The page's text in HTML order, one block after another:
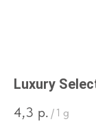
Luxury
4,3 р. / 1 g